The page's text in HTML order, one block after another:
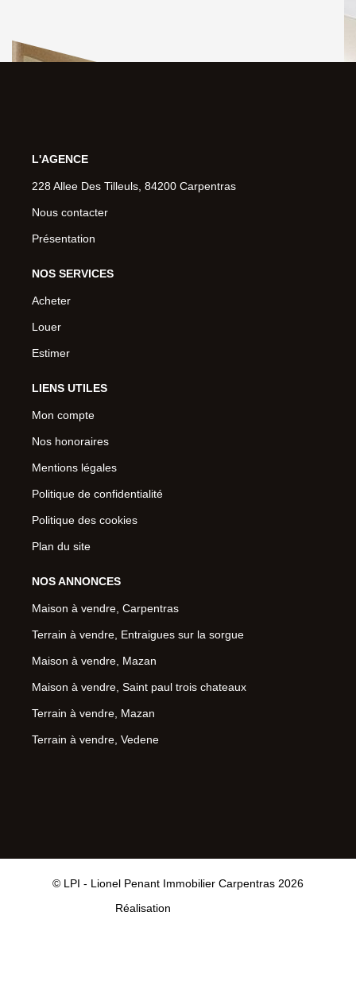
L'AGENCE
228 Allee Des Tilleuls, 84200 Carpentras
Nous contacter
Présentation
NOS SERVICES
Acheter
Louer
Estimer
LIENS UTILES
Mon compte
Nos honoraires
Mentions légales
Politique de confidentialité
Politique des cookies
Plan du site
NOS ANNONCES
Maison à vendre, Carpentras
Terrain à vendre, Entraigues sur la sorgue
Maison à vendre, Mazan
Maison à vendre, Saint paul trois chateaux
Terrain à vendre, Mazan
Terrain à vendre, Vedene
© LPI - Lionel Penant Immobilier Carpentras 2026
Réalisation